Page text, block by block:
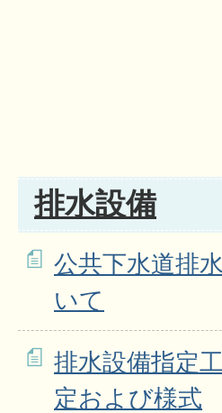
排水設備
公共下水道排
いて
排水設備指定
定および様式